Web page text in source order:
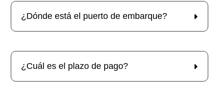
¿Dónde está el puerto de embarque?
¿Cuál es el plazo de pago?